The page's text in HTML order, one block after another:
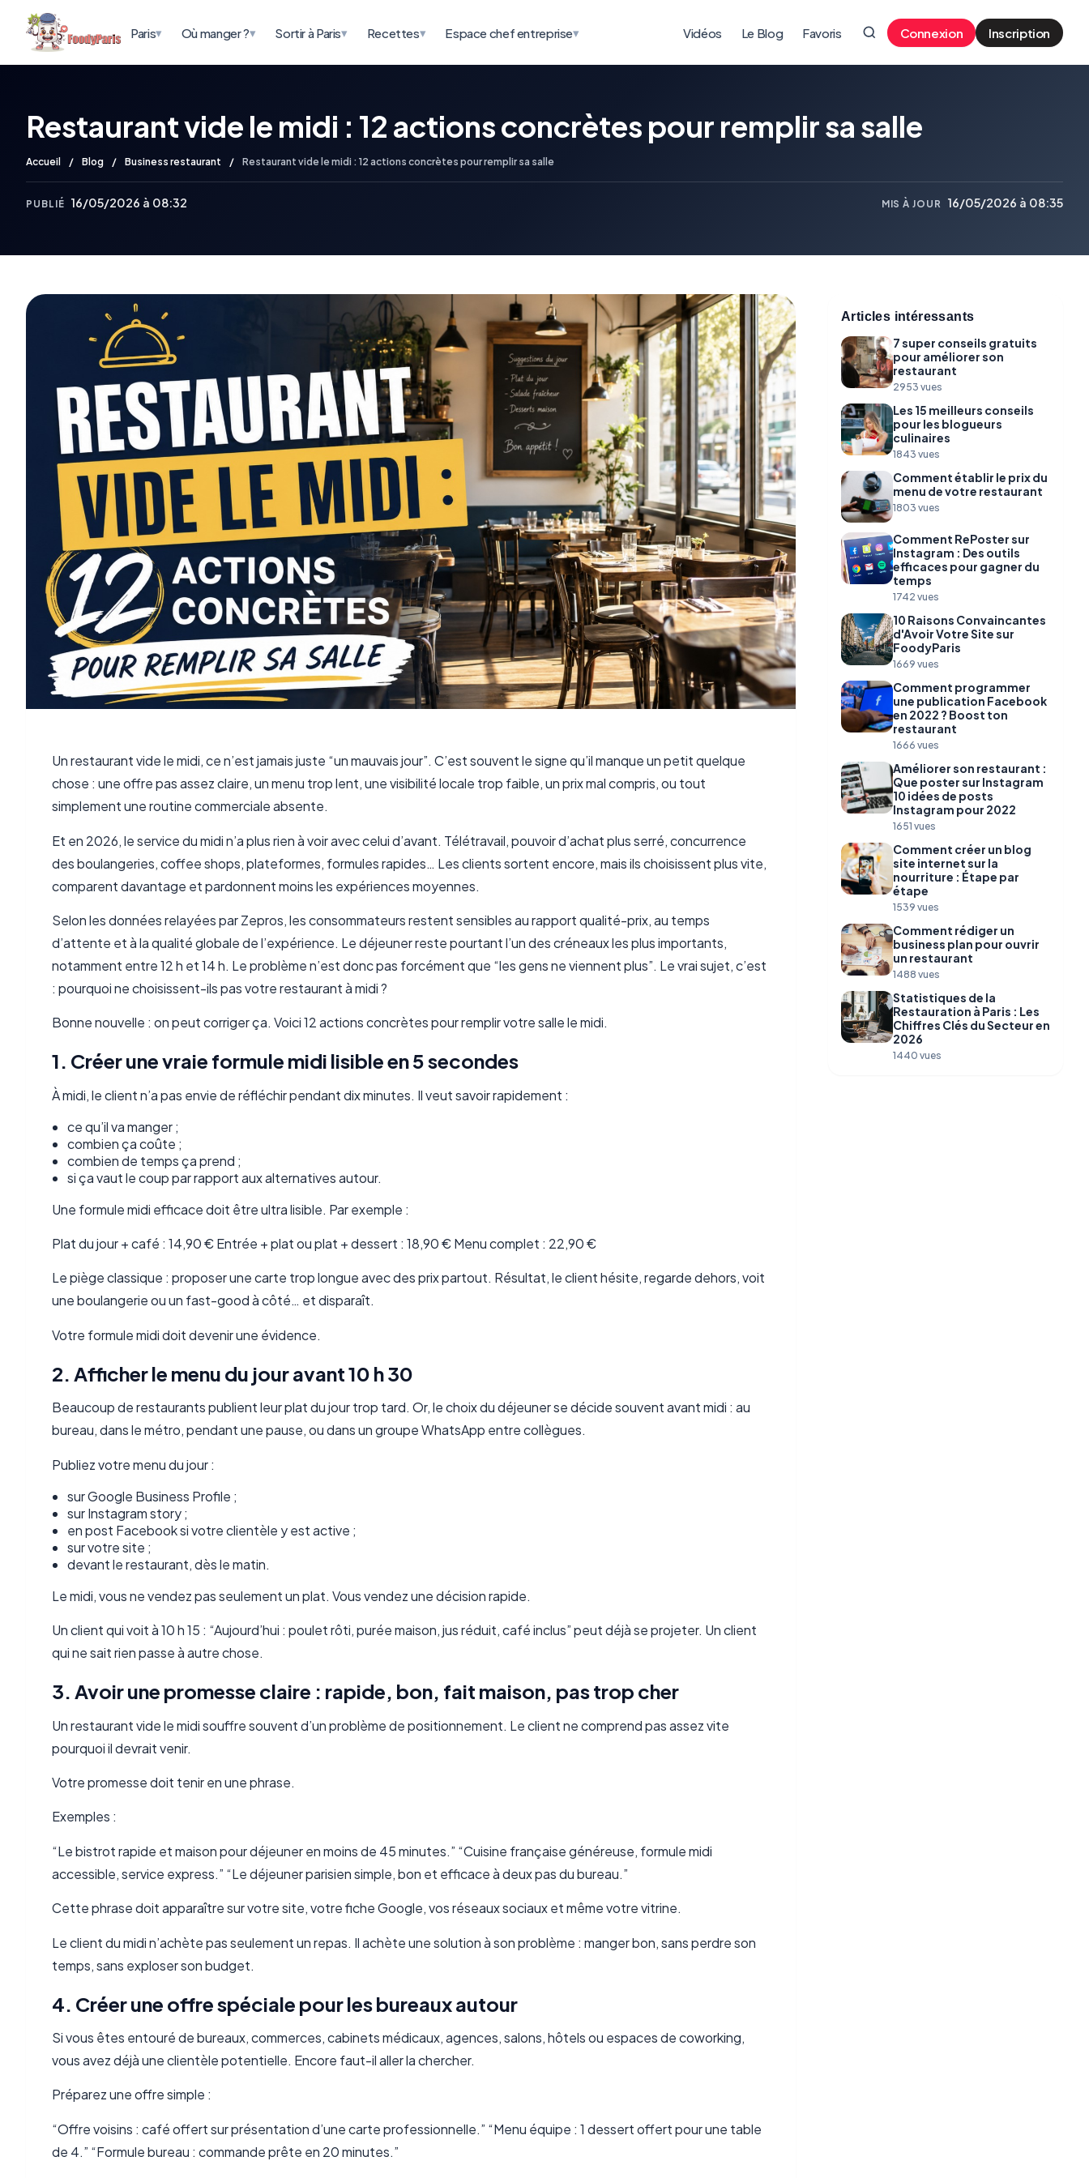
Paris▾ Où manger ?▾ Sortir à Paris▾ Recettes▾ Espace chef entreprise▾ Vidéos Le Blog Favoris Connexion Inscription
Restaurant vide le midi : 12 actions concrètes pour remplir sa salle
Accueil / Blog / Business restaurant / Restaurant vide le midi : 12 actions concrètes pour remplir sa salle
PUBLIÉ 16/05/2026 à 08:32 MIS À JOUR 16/05/2026 à 08:35
Un restaurant vide le midi, ce n’est jamais juste “un mauvais jour”. C’est souvent le signe qu’il manque un petit quelque
chose : une offre pas assez claire, un menu trop lent, une visibilité locale trop faible, un prix mal compris, ou tout
simplement une routine commerciale absente.
Et en 2026, le service du midi n’a plus rien à voir avec celui d’avant. Télétravail, pouvoir d’achat plus serré, concurrence
des boulangeries, coffee shops, plateformes, formules rapides… Les clients sortent encore, mais ils choisissent plus vite,
comparent davantage et pardonnent moins les expériences moyennes.
Selon les données relayées par Zepros, les consommateurs restent sensibles au rapport qualité-prix, au temps
d’attente et à la qualité globale de l’expérience. Le déjeuner reste pourtant l’un des créneaux les plus importants,
notamment entre 12 h et 14 h. Le problème n’est donc pas forcément que “les gens ne viennent plus”. Le vrai sujet, c’est
: pourquoi ne choisissent-ils pas votre restaurant à midi ?
Bonne nouvelle : on peut corriger ça. Voici 12 actions concrètes pour remplir votre salle le midi.
1. Créer une vraie formule midi lisible en 5 secondes
À midi, le client n’a pas envie de réfléchir pendant dix minutes. Il veut savoir rapidement :
ce qu’il va manger ;
combien ça coûte ;
combien de temps ça prend ;
si ça vaut le coup par rapport aux alternatives autour.
Une formule midi efficace doit être ultra lisible. Par exemple :
Plat du jour + café : 14,90 € Entrée + plat ou plat + dessert : 18,90 € Menu complet : 22,90 €
Le piège classique : proposer une carte trop longue avec des prix partout. Résultat, le client hésite, regarde dehors, voit
une boulangerie ou un fast-good à côté… et disparaît.
Votre formule midi doit devenir une évidence.
2. Afficher le menu du jour avant 10 h 30
Beaucoup de restaurants publient leur plat du jour trop tard. Or, le choix du déjeuner se décide souvent avant midi : au
bureau, dans le métro, pendant une pause, ou dans un groupe WhatsApp entre collègues.
Publiez votre menu du jour :
sur Google Business Profile ;
sur Instagram story ;
en post Facebook si votre clientèle y est active ;
sur votre site ;
devant le restaurant, dès le matin.
Le midi, vous ne vendez pas seulement un plat. Vous vendez une décision rapide.
Un client qui voit à 10 h 15 : “Aujourd’hui : poulet rôti, purée maison, jus réduit, café inclus” peut déjà se projeter. Un client
qui ne sait rien passe à autre chose.
3. Avoir une promesse claire : rapide, bon, fait maison, pas trop cher
Un restaurant vide le midi souffre souvent d’un problème de positionnement. Le client ne comprend pas assez vite
pourquoi il devrait venir.
Votre promesse doit tenir en une phrase.
Exemples :
“Le bistrot rapide et maison pour déjeuner en moins de 45 minutes.” “Cuisine française généreuse, formule midi
accessible, service express.” “Le déjeuner parisien simple, bon et efficace à deux pas du bureau.”
Cette phrase doit apparaître sur votre site, votre fiche Google, vos réseaux sociaux et même votre vitrine.
Le client du midi n’achète pas seulement un repas. Il achète une solution à son problème : manger bon, sans perdre son
temps, sans exploser son budget.
4. Créer une offre spéciale pour les bureaux autour
Si vous êtes entouré de bureaux, commerces, cabinets médicaux, agences, salons, hôtels ou espaces de coworking,
vous avez déjà une clientèle potentielle. Encore faut-il aller la chercher.
Préparez une offre simple :
“Offre voisins : café offert sur présentation d’une carte professionnelle.” “Menu équipe : 1 dessert offert pour une table
de 4.” “Formule bureau : commande prête en 20 minutes.”
Articles intéressants
7 super conseils gratuits
pour améliorer son
restaurant
2953 vues
Les 15 meilleurs conseils
pour les blogueurs
culinaires
1843 vues
Comment établir le prix du
menu de votre restaurant
1803 vues
Comment RePoster sur
Instagram : Des outils
efficaces pour gagner du
temps
1742 vues
10 Raisons Convaincantes
d'Avoir Votre Site sur
FoodyParis
1669 vues
Comment programmer
une publication Facebook
en 2022 ? Boost ton
restaurant
1666 vues
Améliorer son restaurant :
Que poster sur Instagram
10 idées de posts
Instagram pour 2022
1651 vues
Comment créer un blog
site internet sur la
nourriture : Étape par
étape
1539 vues
Comment rédiger un
business plan pour ouvrir
un restaurant
1488 vues
Statistiques de la
Restauration à Paris : Les
Chiffres Clés du Secteur en
2026
1440 vues